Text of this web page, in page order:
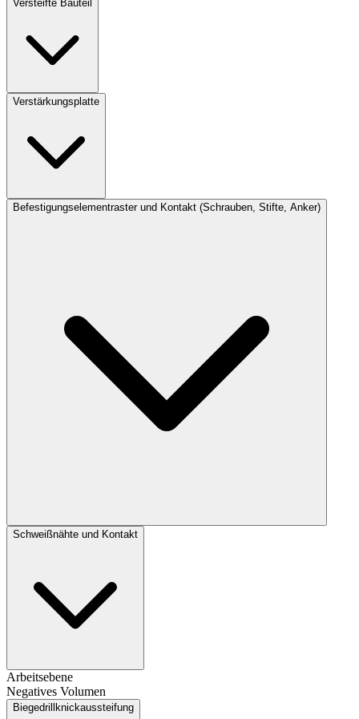
Versteifte Bauteil
Verstärkungsplatte
Befestigungselementraster und Kontakt (Schrauben, Stifte, Anker)
Schweißnähte und Kontakt
Arbeitsebene
Negatives Volumen
Biegedrillknickaussteifung